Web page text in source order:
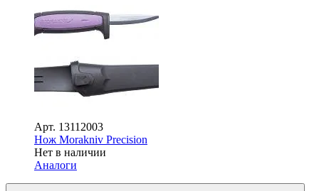
Арт. 13112003
Нож Morakniv Precision
Нет в наличии
Аналоги